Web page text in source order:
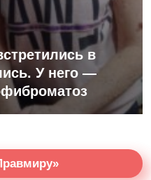
в
У него —